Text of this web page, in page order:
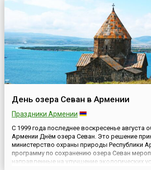
День озера Севан в Армении
Праздники Армении
С 1999 года последнее воскресенье августа
Армении Днём озера Севан. Это решение
министерство охраны природы Республики
программу по сохранению озера Севан
направленные на улучшение экологических